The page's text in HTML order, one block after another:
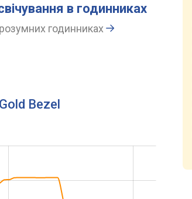
в годинниках
годинниках
Bezel